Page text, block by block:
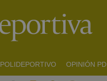
POLIDEPORTIVO OPINIÓN PD